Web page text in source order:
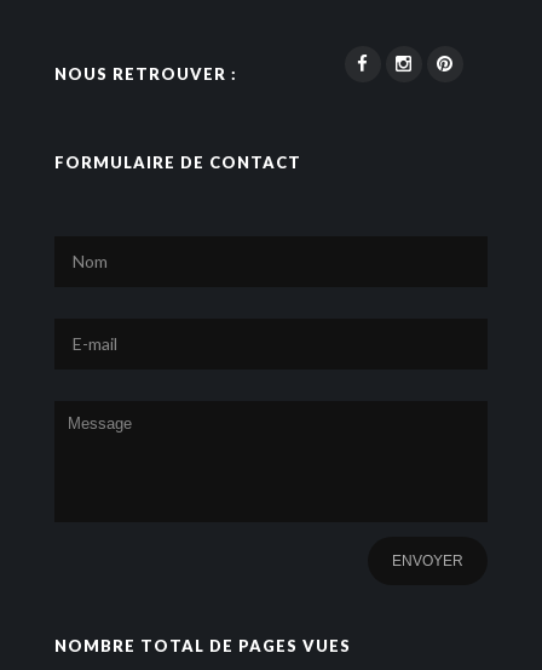
NOUS RETROUVER :
FORMULAIRE DE CONTACT
NOMBRE TOTAL DE PAGES VUES